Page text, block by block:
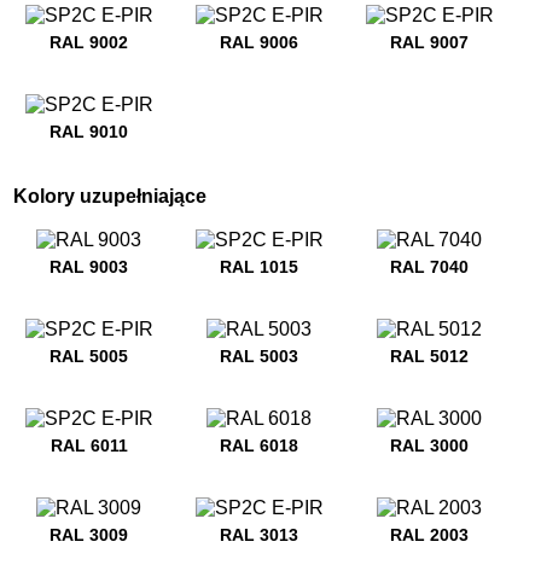
RAL 9002 RAL 9006 RAL 9007
RAL 9010
Kolory uzupełniające
RAL 9003 RAL 1015 RAL 7040
RAL 5005 RAL 5003 RAL 5012
RAL 6011 RAL 6018 RAL 3000
RAL 3009 RAL 3013 RAL 2003